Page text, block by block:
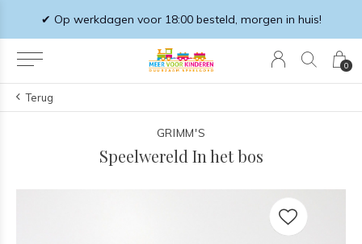
0
✔ Op werkdagen voor 18:00 besteld, morgen in huis!
Terug
GRIMM'S
Speelwereld In het bos